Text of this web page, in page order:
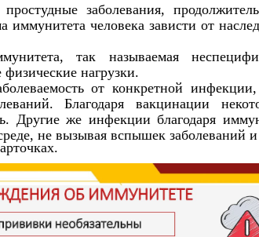
заболевания,
иммунитета человека зависти от
так называемая
нагрузки.
от конкретной
Благодаря вакцинации
Другие же инфекции благодаря
не вызывая вспышек заболеваний